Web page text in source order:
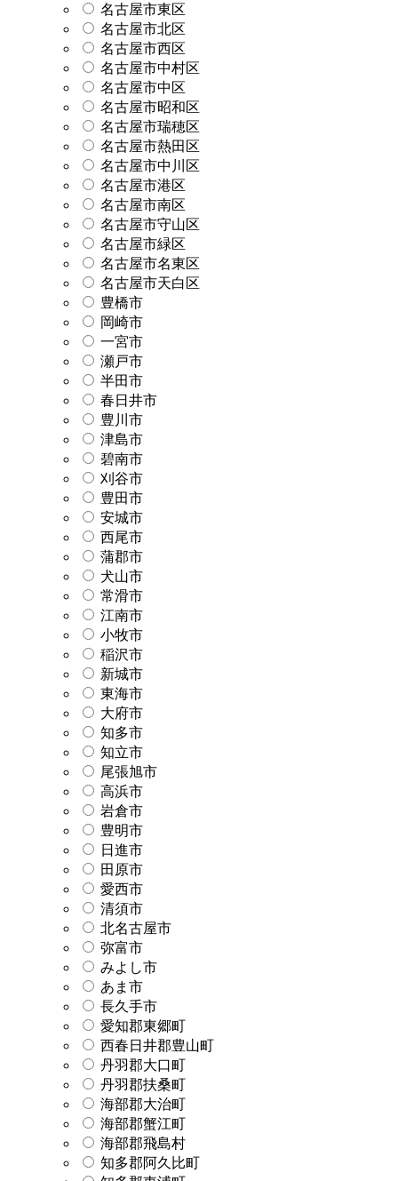
名古屋市東区
名古屋市北区
名古屋市西区
名古屋市中村区
名古屋市中区
名古屋市昭和区
名古屋市瑞穂区
名古屋市熱田区
名古屋市中川区
名古屋市港区
名古屋市南区
名古屋市守山区
名古屋市緑区
名古屋市名東区
名古屋市天白区
豊橋市
岡崎市
一宮市
瀬戸市
半田市
春日井市
豊川市
津島市
碧南市
刈谷市
豊田市
安城市
西尾市
蒲郡市
犬山市
常滑市
江南市
小牧市
稲沢市
新城市
東海市
大府市
知多市
知立市
尾張旭市
高浜市
岩倉市
豊明市
日進市
田原市
愛西市
清須市
北名古屋市
弥富市
みよし市
あま市
長久手市
愛知郡東郷町
西春日井郡豊山町
丹羽郡大口町
丹羽郡扶桑町
海部郡大治町
海部郡蟹江町
海部郡飛島村
知多郡阿久比町